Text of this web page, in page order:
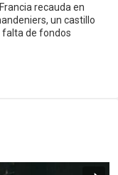
recauda en
un castillo
falta de fondos